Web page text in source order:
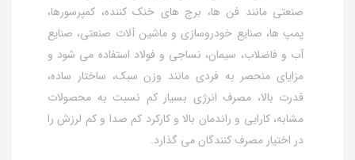
صنعتی مانند فن ها، برج های خنک کننده، کمپرسورها،
پمپ ها، صنایع خودروسازی و ماشین آلات صنعتی، صنایع
آب و فاضلاب، سیمان، نساجی و فولاد استفاده می شود و
مزایای منحصر به فردی مانند وزن سبک، ساختار ساده،
قدرت بالا، مصرف انرژی بسیار کم نسبت به محصولات
مشابه، کارایی و راندمان بالا و کارکرد کم صدا و کم لرزش را
در اختیار مصرف کنندگان می گذارد.